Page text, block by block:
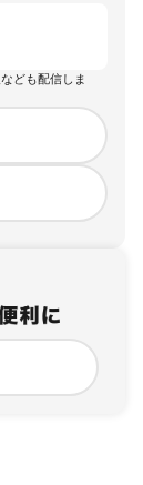
ども配信しま